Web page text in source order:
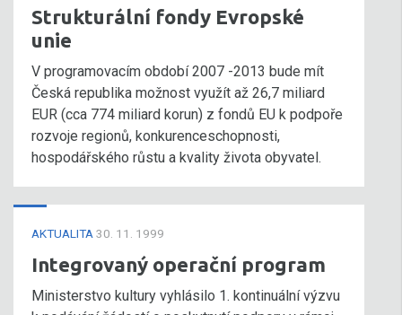
Strukturální fondy Evropské
unie
V programovacím období 2007 -2013 bude mít
Česká republika možnost využít až 26,7 miliard
EUR (cca 774 miliard korun) z fondů EU k podpoře
rozvoje regionů, konkurenceschopnosti,
hospodářského růstu a kvality života obyvatel.
AKTUALITA 30. 11. 1999
Integrovaný operační program
Ministerstvo kultury vyhlásilo 1. kontinuální výzvu